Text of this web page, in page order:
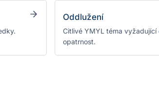
Oddlužení
Citlivé YMYL téma vyžadující
opatrnost.